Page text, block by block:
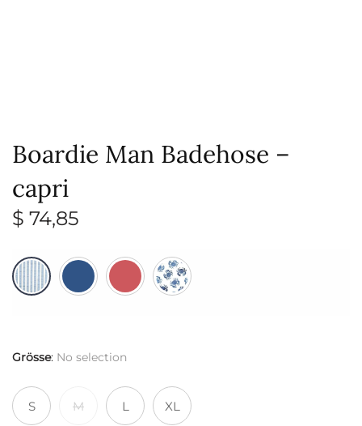
Boardie Man Badehose –
capri
$ 74,85
Grösse: No selection
S M L XL